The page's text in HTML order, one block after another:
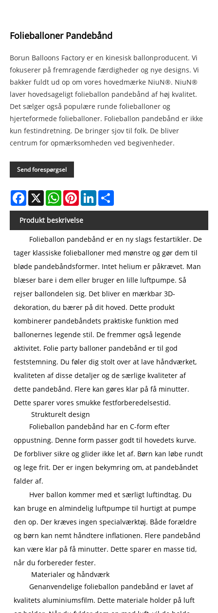
Folieballoner Pandebånd
Borun Balloons Factory er en kinesisk ballonproducent. Vi
fokuserer på fremragende færdigheder og nye designs. Vi
bakker fuldt ud op om vores hovedmærke NiuN®. NiuN®
laver hovedsageligt folieballon pandebånd af høj kvalitet.
Det sælger også populære runde folieballoner og
hjerteformede folieballoner. Folieballon pandebånd er ikke
kun festindretning. De bringer sjov til folk. De bliver
centrum for opmærksomheden ved begivenheder.
Send forespørgsel
Facebook
X WhatsAppPinterestLinkedIn
Produkt beskrivelse
Folieballon pandebånd er en ny slags festartikler. De
tager klassiske folieballoner med mønstre og gør dem til
bløde pandebåndsformer. Intet helium er påkrævet. Man
blæser bare i dem eller bruger en lille luftpumpe. Så
rejser ballondelen sig. Det bliver en mærkbar 3D-
dekoration, du bærer på dit hoved. Dette produkt
kombinerer pandebåndets praktiske funktion med
ballonernes legende stil. De fremmer også legende
aktivitet. Folie party balloner pandebånd er til god
feststemning. Du føler dig stolt over at lave håndværket,
kvaliteten af ​​disse detaljer og de særlige kvaliteter af
dette pandebånd. Flere kan gøres klar på få minutter.
Dette sparer vores smukke festforberedelsestid.
Strukturelt design
Folieballon pandebånd har en C-form efter
oppustning. Denne form passer godt til hovedets kurve.
De forbliver sikre og glider ikke let af. Børn kan løbe rundt
og lege frit. Der er ingen bekymring om, at pandebåndet
falder af.
Hver ballon kommer med et særligt luftindtag. Du
kan bruge en almindelig luftpumpe til hurtigt at pumpe
den op. Der kræves ingen specialværktøj. Både forældre
og børn kan nemt håndtere inflationen. Flere pandebånd
kan være klar på få minutter. Dette sparer en masse tid,
når du forbereder fester.
Materialer og håndværk
Genanvendelige folieballon pandebånd er lavet af
kvalitets aluminiumsfilm. Dette materiale holder på luft